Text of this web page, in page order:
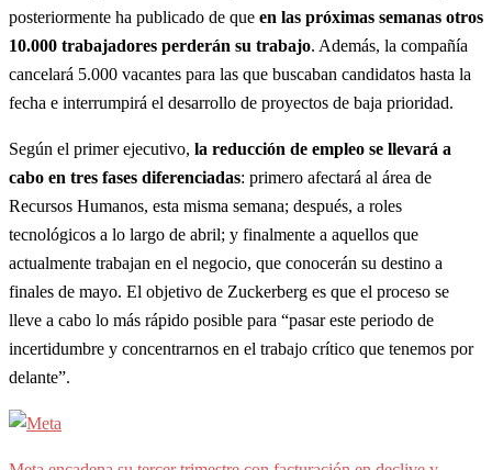
posteriormente ha publicado de que en las próximas semanas otros
10.000 trabajadores perderán su trabajo. Además, la compañía
cancelará 5.000 vacantes para las que buscaban candidatos hasta la
fecha e interrumpirá el desarrollo de proyectos de baja prioridad.
Según el primer ejecutivo, la reducción de empleo se llevará a
cabo en tres fases diferenciadas: primero afectará al área de
Recursos Humanos, esta misma semana; después, a roles
tecnológicos a lo largo de abril; y finalmente a aquellos que
actualmente trabajan en el negocio, que conocerán su destino a
finales de mayo. El objetivo de Zuckerberg es que el proceso se
lleve a cabo lo más rápido posible para “pasar este periodo de
incertidumbre y concentrarnos en el trabajo crítico que tenemos por
delante”.